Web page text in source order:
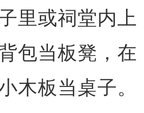
里或祠堂内上
包当板凳，在
木板当桌子。